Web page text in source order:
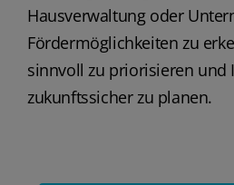
Hausverwaltung oder
Fördermöglichkeiten zu
sinnvoll zu priorisieren und
zukunftssicher zu planen.